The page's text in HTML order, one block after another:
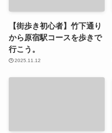
【街歩き初心者】竹下通り
から原宿駅コースを歩きで
行こう。
2025.11.12